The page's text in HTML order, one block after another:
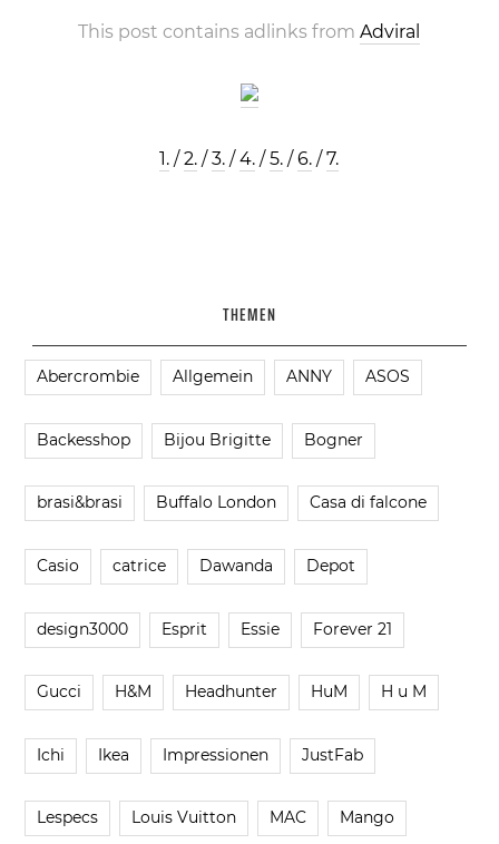
This post contains adlinks fromAdviral
1. /2. /3. /4. /5. /6. /7.
THEMEN
Abercrombie Allgemein ANNY ASOS
Backesshop Bijou Brigitte Bogner
brasi&brasi Buffalo London Casa di falcone
Casio catrice Dawanda Depot
design3000 Esprit Essie Forever 21
Gucci H&M Headhunter HuM H u M
Ichi Ikea Impressionen JustFab
Lespecs Louis Vuitton MAC Mango